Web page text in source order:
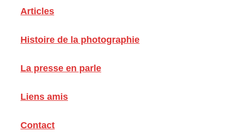
Articles
Histoire de la photographie
La presse en parle
Liens amis
Contact